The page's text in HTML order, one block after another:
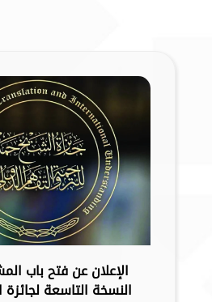
الإعلان عن فتح باب
النسخة التاسعة